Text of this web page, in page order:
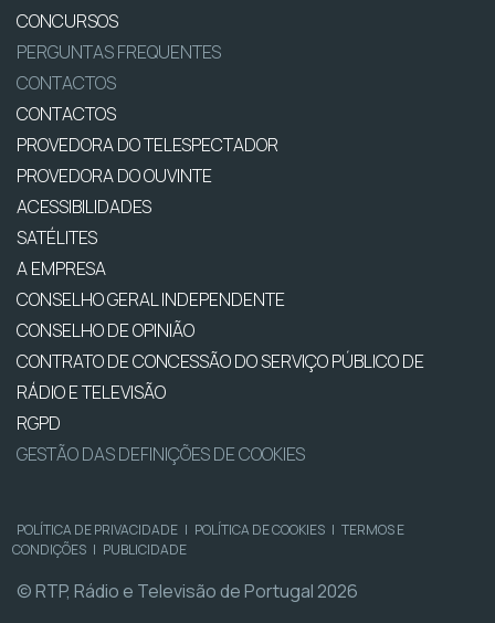
CONCURSOS
PERGUNTAS FREQUENTES
CONTACTOS
CONTACTOS
PROVEDORA DO TELESPECTADOR
PROVEDORA DO OUVINTE
ACESSIBILIDADES
SATÉLITES
A EMPRESA
CONSELHO GERAL INDEPENDENTE
CONSELHO DE OPINIÃO
CONTRATO DE CONCESSÃO DO SERVIÇO PÚBLICO DE
RÁDIO E TELEVISÃO
RGPD
GESTÃO DAS DEFINIÇÕES DE COOKIES
POLÍTICA DE PRIVACIDADE | POLÍTICA DE COOKIES | TERMOS E
CONDIÇÕES | PUBLICIDADE
© RTP, Rádio e Televisão de Portugal 2026